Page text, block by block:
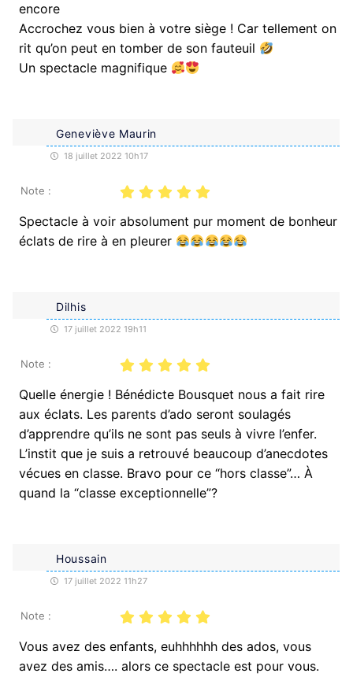
encore
Accrochez vous bien à votre siège ! Car tellement on
rit qu’on peut en tomber de son fauteuil
Un spectacle magnifique
Geneviève Maurin
18 juillet 2022 10h17
Note :
Spectacle à voir absolument pur moment de bonheur
éclats de rire à en pleurer
Dilhis
17 juillet 2022 19h11
Note :
Quelle énergie ! Bénédicte Bousquet nous a fait rire
aux éclats. Les parents d’ado seront soulagés
d’apprendre qu’ils ne sont pas seuls à vivre l’enfer.
L’instit que je suis a retrouvé beaucoup d’anecdotes
vécues en classe. Bravo pour ce “hors classe”… À
quand la “classe exceptionnelle”?
Houssain
17 juillet 2022 11h27
Note :
Vous avez des enfants, euhhhhhh des ados, vous
avez des amis…. alors ce spectacle est pour vous.